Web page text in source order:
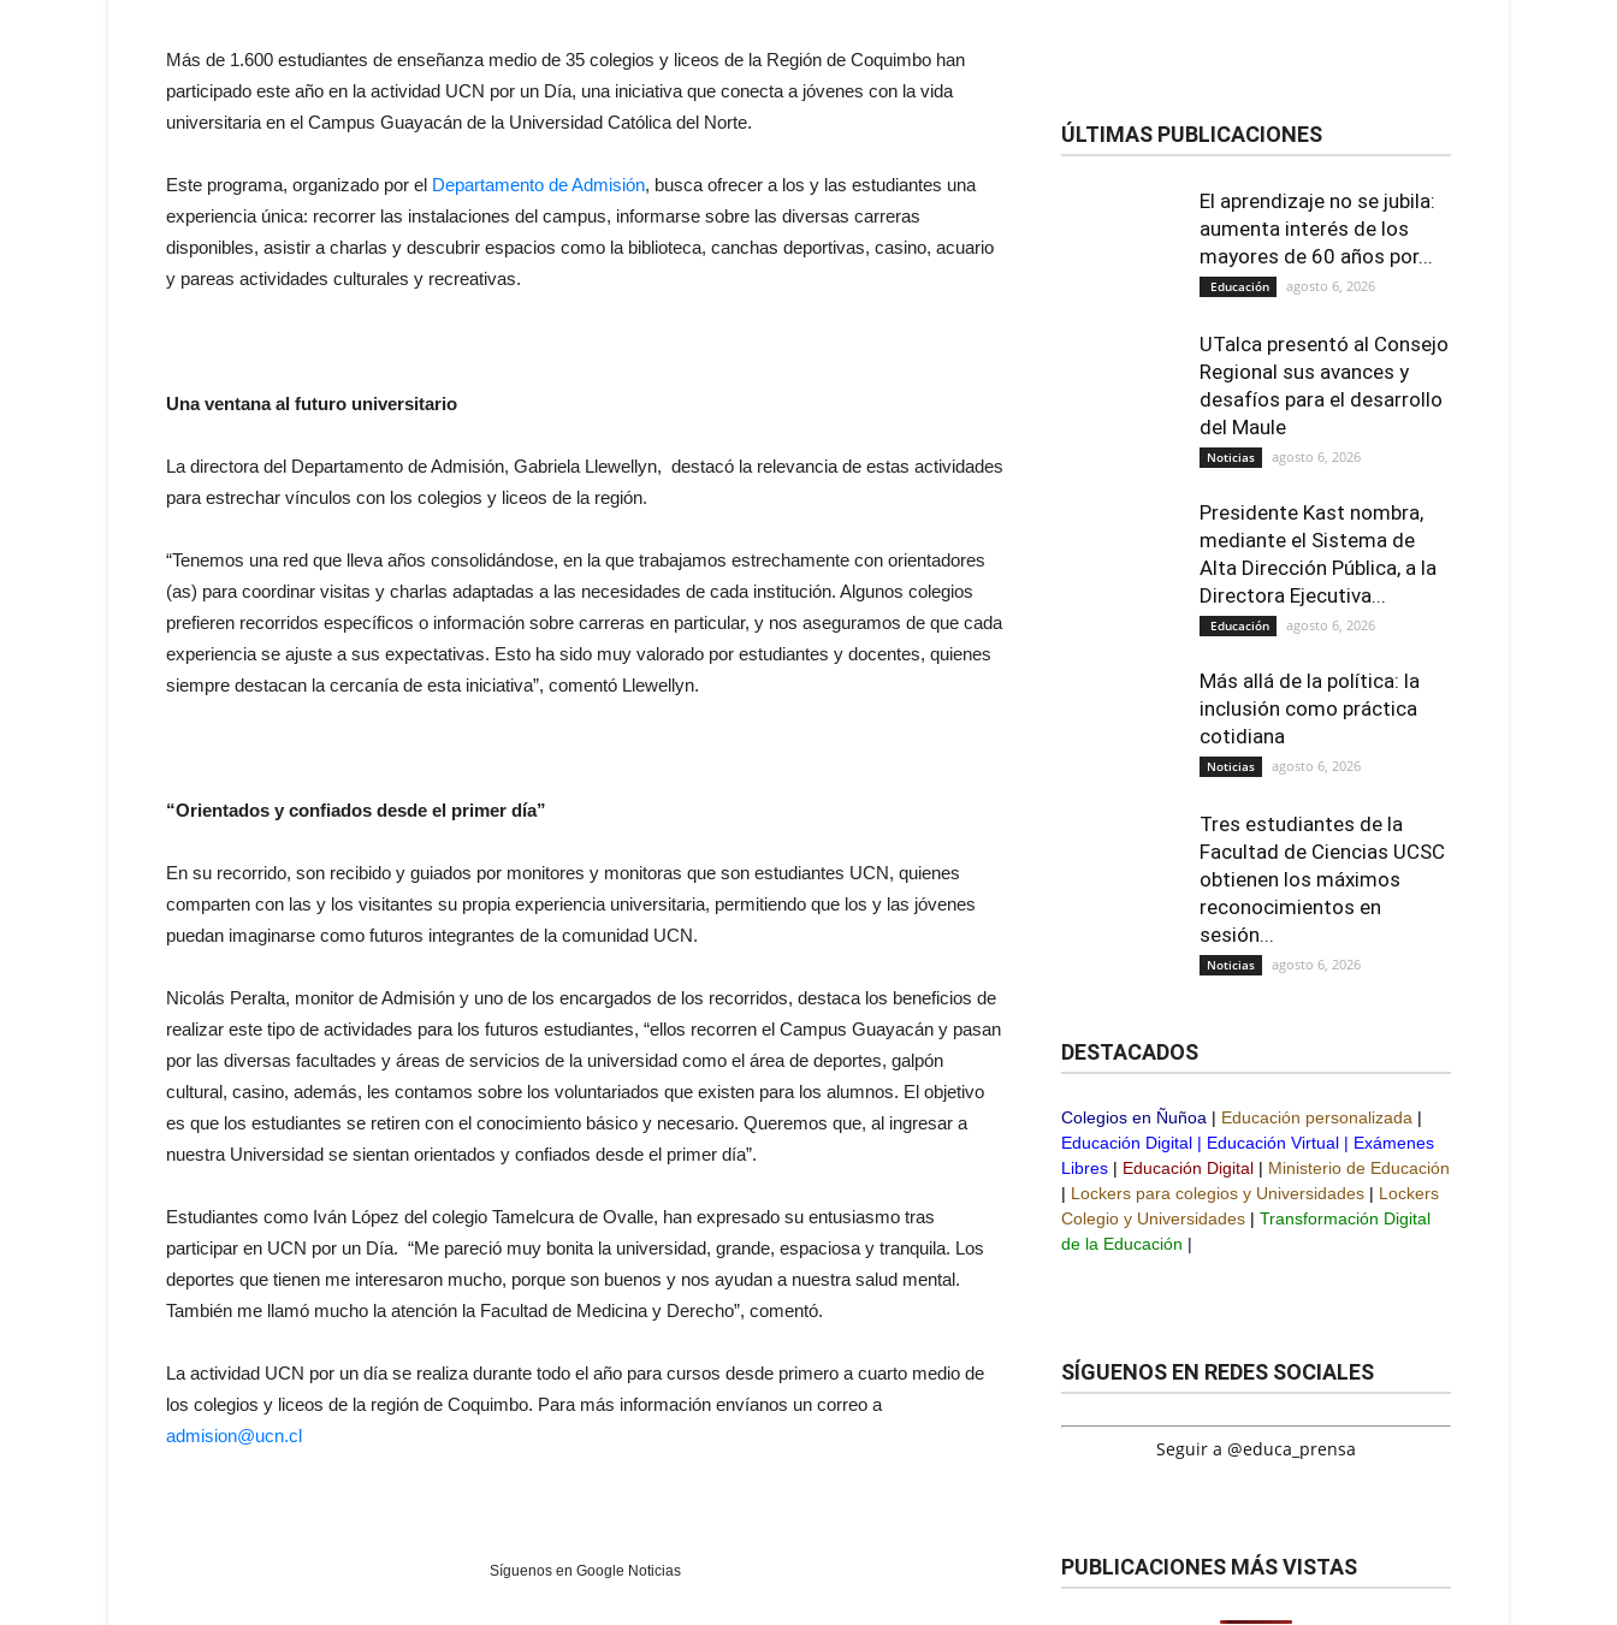
Más de 1.600 estudiantes de enseñanza medio de 35 colegios y liceos de la Región de Coquimbo han
participado este año en la actividad UCN por un Día, una iniciativa que conecta a jóvenes con la vida
universitaria en el Campus Guayacán de la Universidad Católica del Norte.
Este programa, organizado por el Departamento de Admisión, busca ofrecer a los y las estudiantes una
experiencia única: recorrer las instalaciones del campus, informarse sobre las diversas carreras
disponibles, asistir a charlas y descubrir espacios como la biblioteca, canchas deportivas, casino, acuario
y pareas actividades culturales y recreativas.
Una ventana al futuro universitario
La directora del Departamento de Admisión, Gabriela Llewellyn, destacó la relevancia de estas actividades
para estrechar vínculos con los colegios y liceos de la región.
“Tenemos una red que lleva años consolidándose, en la que trabajamos estrechamente con orientadores
(as) para coordinar visitas y charlas adaptadas a las necesidades de cada institución. Algunos colegios
prefieren recorridos específicos o información sobre carreras en particular, y nos aseguramos de que cada
experiencia se ajuste a sus expectativas. Esto ha sido muy valorado por estudiantes y docentes, quienes
siempre destacan la cercanía de esta iniciativa”, comentó Llewellyn.
“Orientados y confiados desde el primer día”
En su recorrido, son recibido y guiados por monitores y monitoras que son estudiantes UCN, quienes
comparten con las y los visitantes su propia experiencia universitaria, permitiendo que los y las jóvenes
puedan imaginarse como futuros integrantes de la comunidad UCN.
Nicolás Peralta, monitor de Admisión y uno de los encargados de los recorridos, destaca los beneficios de
realizar este tipo de actividades para los futuros estudiantes, “ellos recorren el Campus Guayacán y pasan
por las diversas facultades y áreas de servicios de la universidad como el área de deportes, galpón
cultural, casino, además, les contamos sobre los voluntariados que existen para los alumnos. El objetivo
es que los estudiantes se retiren con el conocimiento básico y necesario. Queremos que, al ingresar a
nuestra Universidad se sientan orientados y confiados desde el primer día”.
Estudiantes como Iván López del colegio Tamelcura de Ovalle, han expresado su entusiasmo tras
participar en UCN por un Día. “Me pareció muy bonita la universidad, grande, espaciosa y tranquila. Los
deportes que tienen me interesaron mucho, porque son buenos y nos ayudan a nuestra salud mental.
También me llamó mucho la atención la Facultad de Medicina y Derecho”, comentó.
La actividad UCN por un día se realiza durante todo el año para cursos desde primero a cuarto medio de
los colegios y liceos de la región de Coquimbo. Para más información envíanos un correo a
admision@ucn.cl
Síguenos en Google Noticias
ÚLTIMAS PUBLICACIONES
El aprendizaje no se jubila:
aumenta interés de los
mayores de 60 años por...
Educación agosto 6, 2026
UTalca presentó al Consejo
Regional sus avances y
desafíos para el desarrollo
del Maule
Noticias agosto 6, 2026
Presidente Kast nombra,
mediante el Sistema de
Alta Dirección Pública, a la
Directora Ejecutiva...
Educación agosto 6, 2026
Más allá de la política: la
inclusión como práctica
cotidiana
Noticias agosto 6, 2026
Tres estudiantes de la
Facultad de Ciencias UCSC
obtienen los máximos
reconocimientos en
sesión...
Noticias agosto 6, 2026
DESTACADOS
Colegios en Ñuñoa | Educación personalizada |
Educación Digital | Educación Virtual | Exámenes
Libres | Educación Digital | Ministerio de Educación
| Lockers para colegios y Universidades | Lockers
Colegio y Universidades | Transformación Digital
de la Educación |
SÍGUENOS EN REDES SOCIALES
Seguir a @educa_prensa
PUBLICACIONES MÁS VISTAS